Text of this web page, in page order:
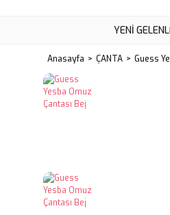
YENI
Anasayfa ÇANTA Guess